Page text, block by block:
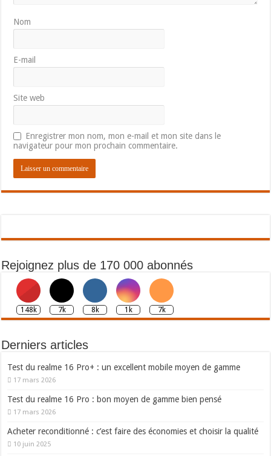
Nom
E-mail
Site web
Enregistrer mon nom, mon e-mail et mon site dans le
navigateur pour mon prochain commentaire.
Rejoignez plus de 170 000 abonnés
148k 7k 8k 1k 7k
Derniers articles
Test du realme 16 Pro+ : un excellent mobile moyen de gamme
17 mars 2026
Test du realme 16 Pro : bon moyen de gamme bien pensé
17 mars 2026
Acheter reconditionné : c’est faire des économies et choisir la qualité
10 juin 2025